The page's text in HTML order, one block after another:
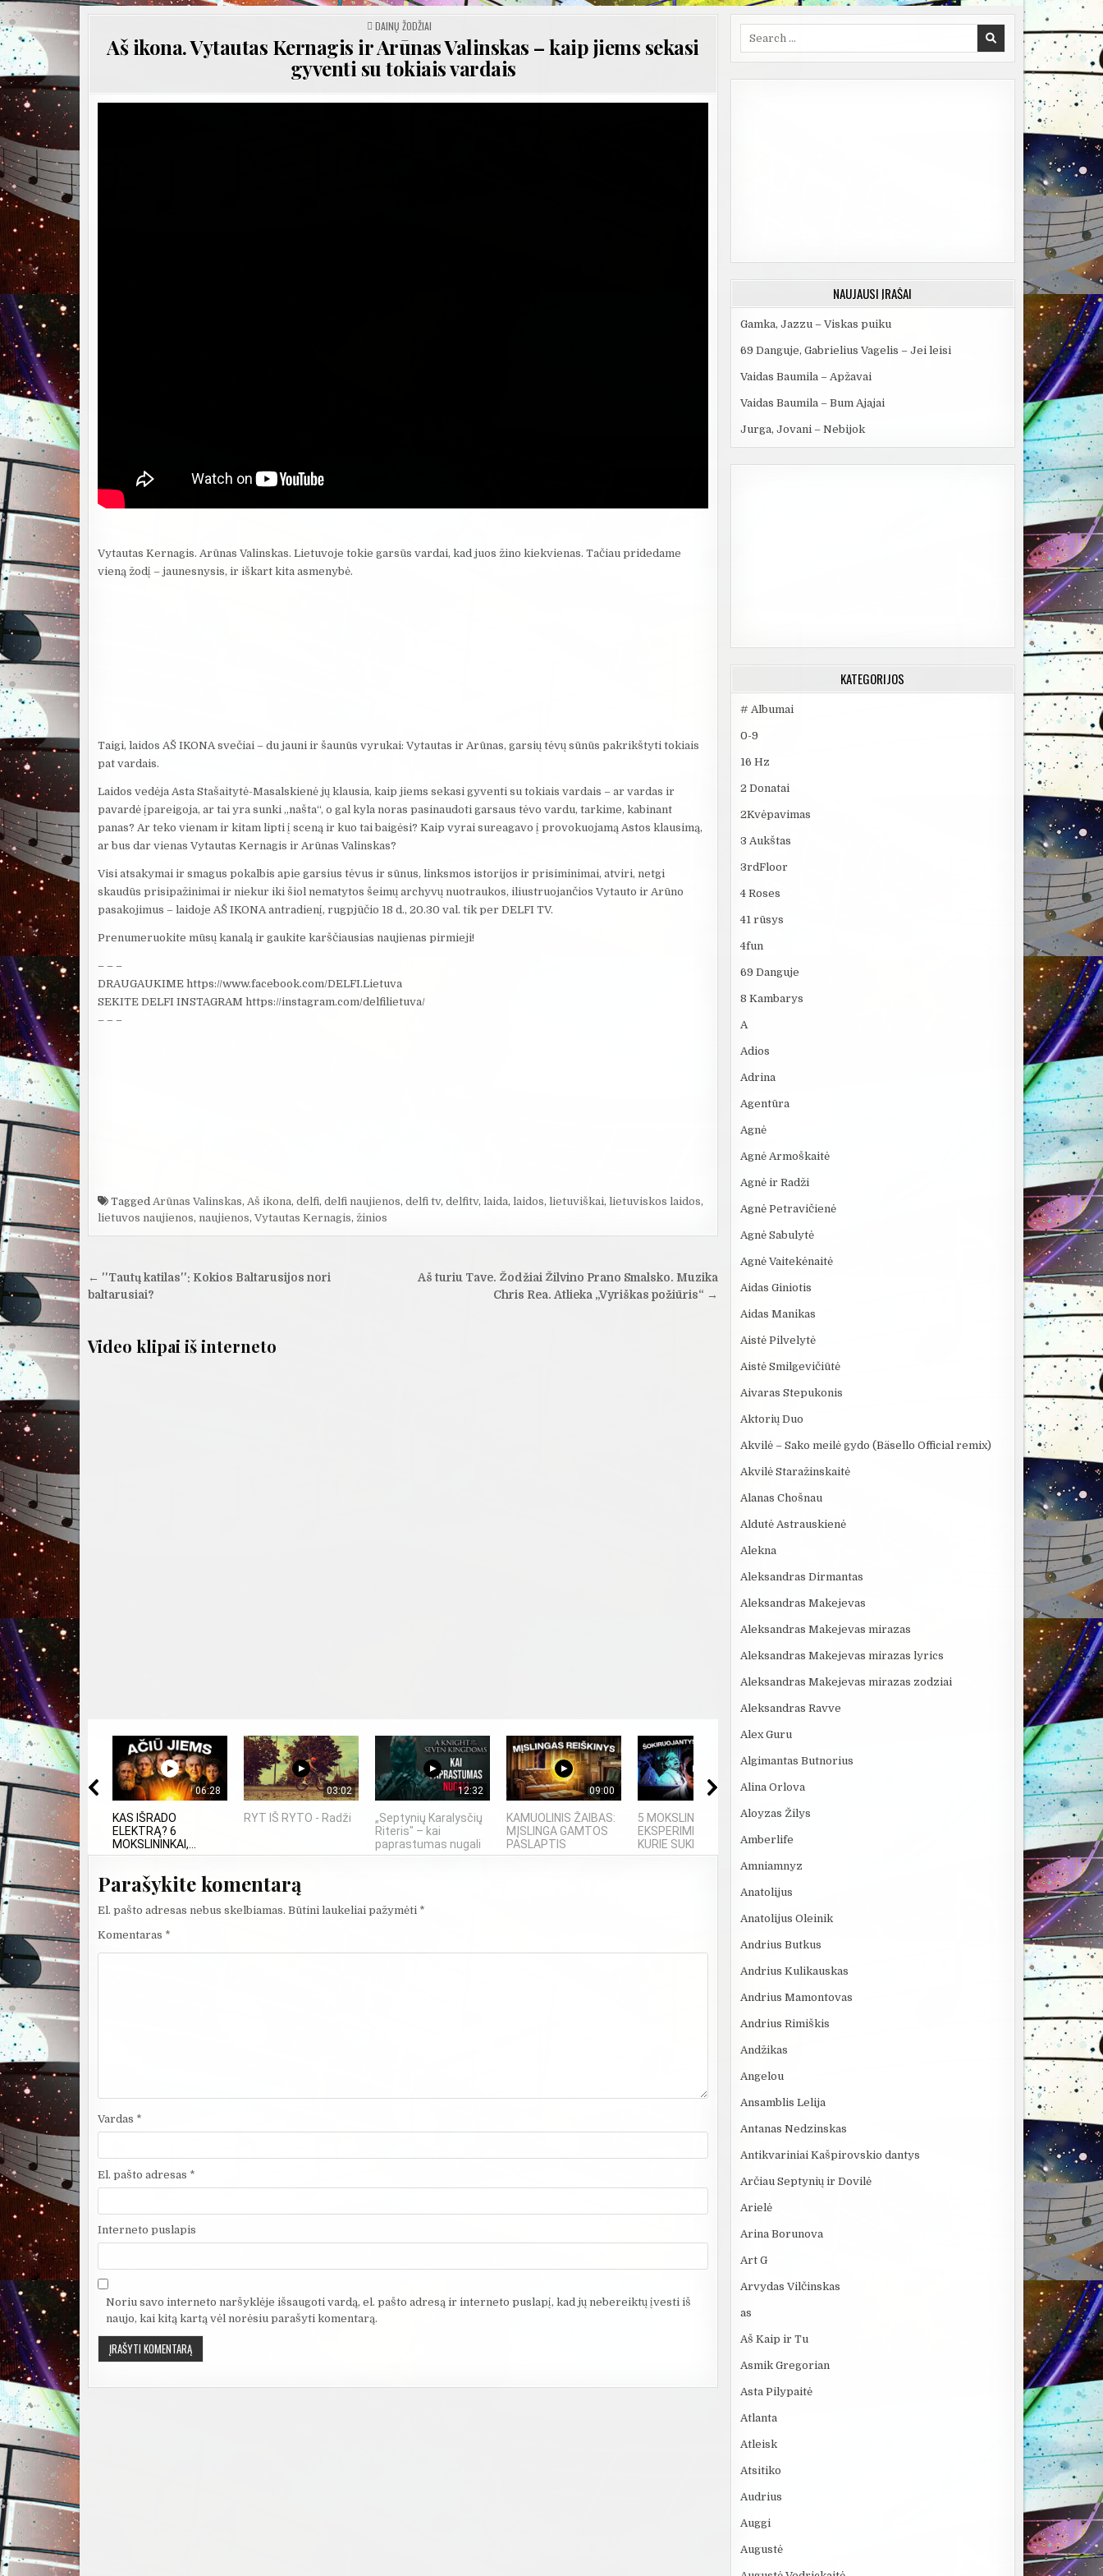
POSTED
IN
DAINŲ ŽODŽIAI
Aš ikona. Vytautas Kernagis ir Arūnas Valinskas – kaip jiems sekasi
gyventi su tokiais vardais
Vytautas Kernagis. Arūnas Valinskas. Lietuvoje tokie garsūs vardai, kad juos žino kiekvienas. Tačiau pridedame
vieną žodį – jaunesnysis, ir iškart kita asmenybė.
Taigi, laidos AŠ IKONA svečiai – du jauni ir šaunūs vyrukai: Vytautas ir Arūnas, garsių tėvų sūnūs pakrikštyti tokiais
pat vardais.
Laidos vedėja Asta Stašaitytė-Masalskienė jų klausia, kaip jiems sekasi gyventi su tokiais vardais – ar vardas ir
pavardė įpareigoja, ar tai yra sunki „našta“, o gal kyla noras pasinaudoti garsaus tėvo vardu, tarkime, kabinant
panas? Ar teko vienam ir kitam lipti į sceną ir kuo tai baigėsi? Kaip vyrai sureagavo į provokuojamą Astos klausimą,
ar bus dar vienas Vytautas Kernagis ir Arūnas Valinskas?
Visi atsakymai ir smagus pokalbis apie garsius tėvus ir sūnus, linksmos istorijos ir prisiminimai, atviri, netgi
skaudūs prisipažinimai ir niekur iki šiol nematytos šeimų archyvų nuotraukos, iliustruojančios Vytauto ir Arūno
pasakojimus – laidoje AŠ IKONA antradienį, rugpjūčio 18 d., 20.30 val. tik per DELFI TV.
Prenumeruokite mūsų kanalą ir gaukite karščiausias naujienas pirmieji!
– – –
DRAUGAUKIME https://www.facebook.com/DELFI.Lietuva
SEKITE DELFI INSTAGRAM https://instagram.com/delfilietuva/
– – –
Tagged Arūnas Valinskas, Aš ikona, delfi, delfi naujienos, delfi tv, delfitv, laida, laidos, lietuviškai, lietuviskos laidos,
lietuvos naujienos, naujienos, Vytautas Kernagis, žinios
Navigacija
tarp
Aš turiu Tave. Žodžiai Žilvino Prano Smalsko. Muzika
Chris Rea. Atlieka „Vyriškas požiūris“ →
← ''Tautų katilas'': Kokios Baltarusijos nori
baltarusiai?
Video klipai iš interneto
06:28
KAS IŠRADO
ELEKTRĄ? 6
MOKSLININKAI,...
03:02
RYT IŠ RYTO - Radži
12:32
„Septynių Karalysčių
Riteris" – kai
paprastumas nugali
09:00
KAMUOLINIS ŽAIBAS:
MĮSLINGA GAMTOS
PASLAPTIS
11:00
5 MOKSLINIAI
EKSPERIMENTAI,
KURIE SUKRĖTĖ...
VIENINTELIS LIETUVIŲ
ASTRONAUTAS
ROSVELO
ISTORIJA:
NUTIKO...
Parašykite komentarą
El. pašto adresas nebus skelbiamas. Būtini laukeliai pažymėti *
Komentaras *
Vardas *
El. pašto adresas *
Interneto puslapis
Noriu savo interneto naršyklėje išsaugoti vardą, el. pašto adresą ir interneto puslapį, kad jų nebereiktų įvesti iš
naujo, kai kitą kartą vėl norėsiu parašyti komentarą.
NAUJAUSI ĮRAŠAI
Gamka, Jazzu – Viskas puiku
69 Danguje, Gabrielius Vagelis – Jei leisi
Vaidas Baumila – Apžavai
Vaidas Baumila – Bum Ajajai
Jurga, Jovani – Nebijok
KATEGORIJOS
# Albumai
0-9
16 Hz
2 Donatai
2Kvėpavimas
3 Aukštas
3rdFloor
4 Roses
41 rūsys
4fun
69 Danguje
8 Kambarys
A
Adios
Adrina
Agentūra
Agnė
Agnė Armoškaitė
Agnė ir Radži
Agnė Petravičienė
Agnė Sabulytė
Agnė Vaitekėnaitė
Aidas Giniotis
Aidas Manikas
Aistė Pilvelytė
Aistė Smilgevičiūtė
Aivaras Stepukonis
Aktorių Duo
Akvilė – Sako meilė gydo (Bäsello Official remix)
Akvilė Staražinskaitė
Alanas Chošnau
Aldutė Astrauskienė
Alekna
Aleksandras Dirmantas
Aleksandras Makejevas
Aleksandras Makejevas mirazas
Aleksandras Makejevas mirazas lyrics
Aleksandras Makejevas mirazas zodziai
Aleksandras Ravve
Alex Guru
Algimantas Butnorius
Alina Orlova
Aloyzas Žilys
Amberlife
Amniamnyz
Anatolijus
Anatolijus Oleinik
Andrius Butkus
Andrius Kulikauskas
Andrius Mamontovas
Andrius Rimiškis
Andžikas
Angelou
Ansamblis Lelija
Antanas Nedzinskas
Antikvariniai Kašpirovskio dantys
Arčiau Septynių ir Dovilė
Arielė
Arina Borunova
Art G
Arvydas Vilčinskas
as
Aš Kaip ir Tu
Asmik Gregorian
Asta Pilypaitė
Atlanta
Atleisk
Atsitiko
Audrius
Auggi
Augustė